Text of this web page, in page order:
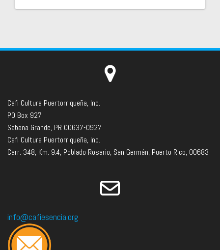
Cafi Cultura Puertorriqueña, Inc.
PO Box 927
Sabana Grande, PR 00637-0927
Cafi Cultura Puertorriqueña, Inc.
Carr. 348, Km. 9.4, Poblado Rosario, San Germán, Puerto Rico, 00683
info@cafiesencia.org